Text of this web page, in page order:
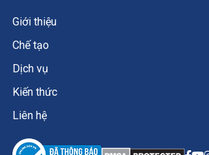
Giới thiệu
Chế tạo
Dịch vụ
Kiến thức
Liên hệ